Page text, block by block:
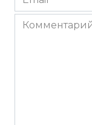
*
Комментарий